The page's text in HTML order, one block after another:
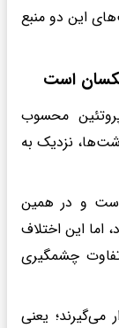
این دو منبع
است
محسوب
گرم از این گوشت‌ها، نزدیک به
است و در همین
دارد، اما این اختلاف
تفاوت چشمگیری
یعنی